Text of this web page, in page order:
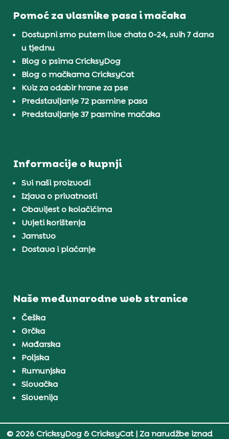
Pomoć za vlasnike pasa i mačaka
Dostupni smo putem live chata 0-24, svih 7 dana
u tjednu
Blog o psima CricksyDog
Blog o mačkama CricksyCat
Kviz za odabir hrane za pse
Predstavljanje 72 pasmine pasa
Predstavljanje 37 pasmine mačaka
Informacije o kupnji
Svi naši proizvodi
Izjava o privatnosti
Obavijest o kolačićima
Uvjeti korištenja
Jamstvo
Dostava i plaćanje
Naše međunarodne web stranice
Češka
Grčka
Mađarska
Poljska
Rumunjska
Slovačka
Slovenija
© 2026 CricksyDog & CricksyCat| Za narudžbe iznad